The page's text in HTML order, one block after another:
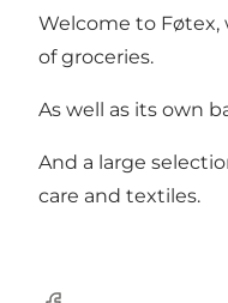
Welcome to Føtex,
of groceries.
As well as its own
And a large
care and textiles.